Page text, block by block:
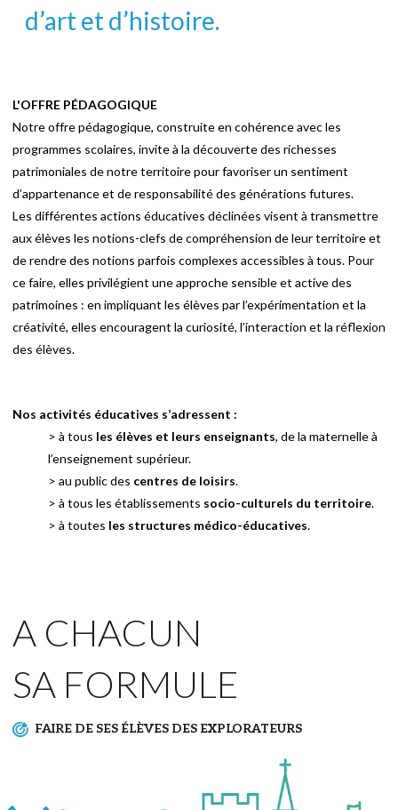
d’art et d’histoire.
L'OFFRE PÉDAGOGIQUE
Notre offre pédagogique, construite en cohérence avec les
programmes scolaires, invite à la découverte des richesses
patrimoniales de notre territoire pour favoriser un sentiment
d’appartenance et de responsabilité des générations futures.
Les différentes actions éducatives déclinées visent à transmettre
aux élèves les notions-clefs de compréhension de leur territoire et
de rendre des notions parfois complexes accessibles à tous. Pour
ce faire, elles privilégient une approche sensible et active des
patrimoines : en impliquant les élèves par l’expérimentation et la
créativité, elles encouragent la curiosité, l’interaction et la réflexion
des élèves.
Nos activités éducatives s’adressent :
> à tous les élèves et leurs enseignants, de la maternelle à
l’enseignement supérieur.
> au public des centres de loisirs.
> à tous les établissements socio-culturels du territoire.
> à toutes les structures médico-éducatives.
A CHACUN
SA FORMULE
FAIRE DE SES ÉLÈVES DES EXPLORATEURS